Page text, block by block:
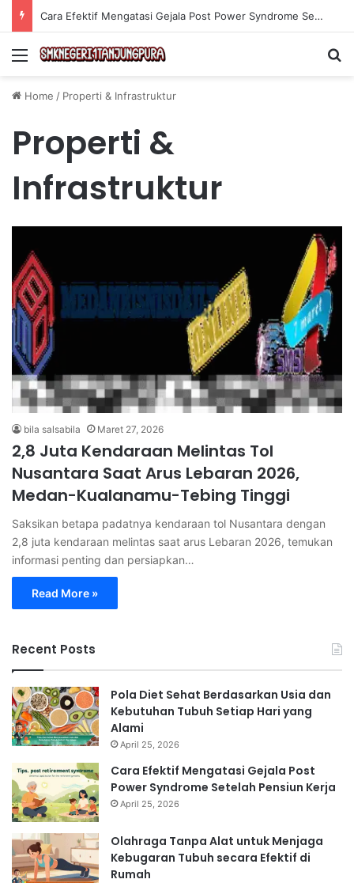
Cara Efektif Mengatasi Gejala Post Power Syndrome Setelah Pensiun Kerja
Menu
Home / Properti & Infrastruktur
Properti &
Infrastruktur
bila salsabila Maret 27, 2026
2,8 Juta Kendaraan Melintas Tol
Nusantara Saat Arus Lebaran 2026,
Medan-Kualanamu-Tebing Tinggi
Saksikan betapa padatnya kendaraan tol Nusantara dengan
2,8 juta kendaraan melintas saat arus Lebaran 2026, temukan
informasi penting dan persiapkan…
Read More »
Recent Posts
Pola Diet Sehat Berdasarkan Usia dan
Kebutuhan Tubuh Setiap Hari yang
Alami
April 25, 2026
Cara Efektif Mengatasi Gejala Post
Power Syndrome Setelah Pensiun Kerja
April 25, 2026
Olahraga Tanpa Alat untuk Menjaga
Kebugaran Tubuh secara Efektif di
Rumah